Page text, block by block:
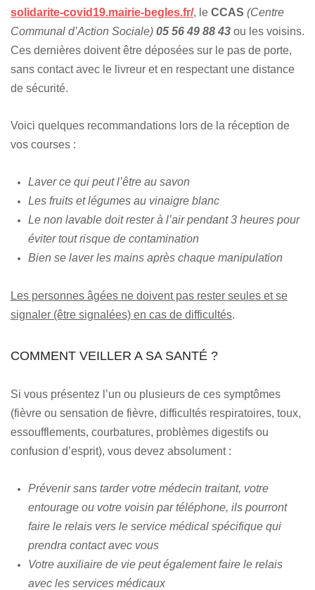
solidarite-covid19.mairie-begles.fr/, le CCAS (Centre
Communal d’Action Sociale) 05 56 49 88 43 ou les voisins.
Ces dernières doivent être déposées sur le pas de porte,
sans contact avec le livreur et en respectant une distance
de sécurité.
Voici quelques recommandations lors de la réception de
vos courses :
Laver ce qui peut l’être au savon
Les fruits et légumes au vinaigre blanc
Le non lavable doit rester à l’air pendant 3 heures pour
éviter tout risque de contamination
Bien se laver les mains après chaque manipulation
Les personnes âgées ne doivent pas rester seules et se
signaler (être signalées) en cas de difficultés.
COMMENT VEILLER A SA SANTÉ ?
Si vous présentez l’un ou plusieurs de ces symptômes
(fièvre ou sensation de fièvre, difficultés respiratoires, toux,
essoufflements, courbatures, problèmes digestifs ou
confusion d’esprit), vous devez absolument :
Prévenir sans tarder votre médecin traitant, votre
entourage ou votre voisin par téléphone, ils pourront
faire le relais vers le service médical spécifique qui
prendra contact avec vous
Votre auxiliaire de vie peut également faire le relais
avec les services médicaux